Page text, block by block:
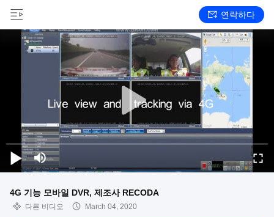
연락하다
4G 기능 모바일 DVR, 제조사 RECODA
다른 비디오 March 04, 2020